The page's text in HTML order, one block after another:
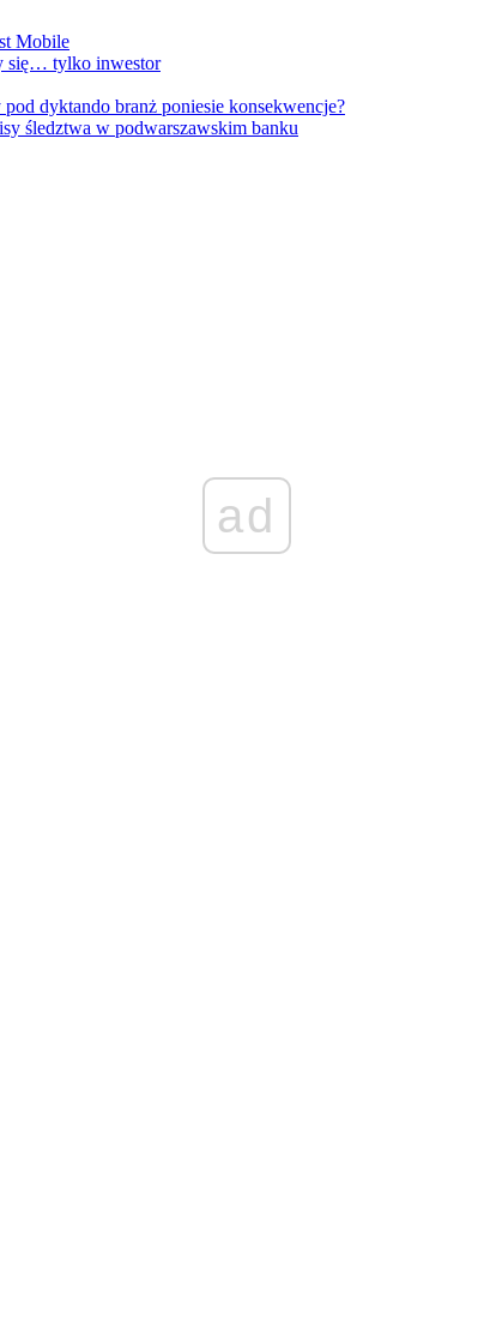
Mobile
się… tylko inwestor
dyktando branż poniesie konsekwencje?
śledztwa w podwarszawskim banku
ad